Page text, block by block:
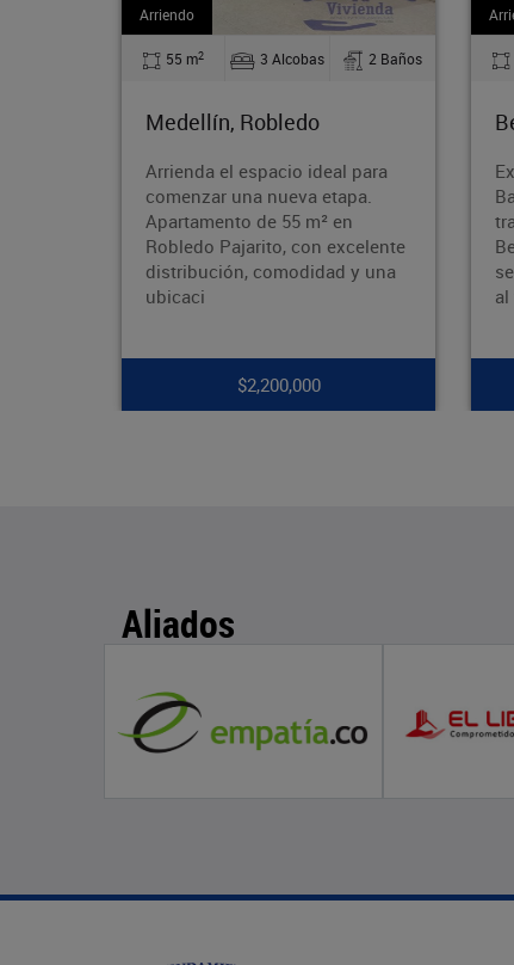
Arriendo
60 m 3 Alcobas 1 Baños
Bello, La Madera
Excelente apartamento en el
Barrio Obrero Ubicado en el
tradicional Barrio Obrero de
Bello, en una zona tranquila,
segura y con excelente acceso
al t
$1,750,000
Aliados